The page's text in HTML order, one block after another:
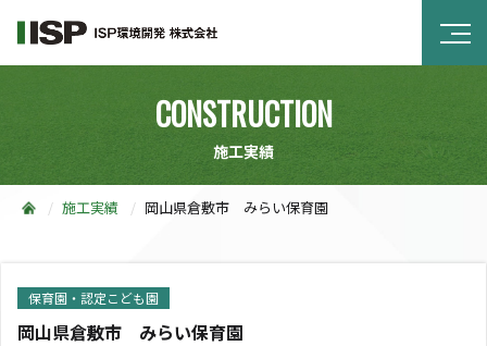
CONSTRUCTION
施工実績
施工実績 岡山県倉敷市 みらい保育園
保育園・認定こども園
岡山県倉敷市 みらい保育園